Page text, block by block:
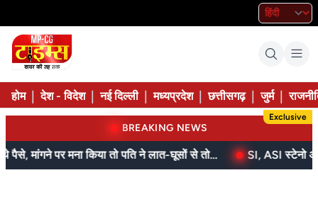
होम देश - विदेश नई दिल्ली मध्यप्रदेश छत्तीसगढ़ जुर्म
BREAKING NEWS
Exclusive
बेटे ने मां को दिए थे पैसे, मांगने पर मना किया तो पति ने लात-घूसों से तोड़ी तिल्ली; गिरफ्तार